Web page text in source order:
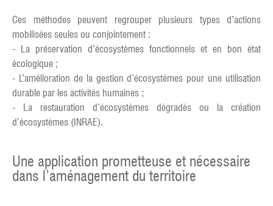
Ces méthodes peuvent regrouper plusieurs types d’actions
mobilisées seules ou conjointement :
- La préservation d’écosystèmes fonctionnels et en bon état
écologique ;
- L’amélioration de la gestion d’écosystèmes pour une utilisation
durable par les activités humaines ;
- La restauration d’écosystèmes dégradés ou la création
d’écosystèmes (INRAE).
Une application prometteuse et nécessaire
dans l’aménagement du territoire